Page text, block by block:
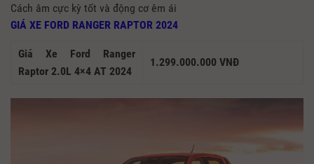
Cách âm cực kỳ tốt và động cơ êm ái
GIÁ XE FORD RANGER RAPTOR 2024
Giá Xe Ford Ranger
Raptor 2.0L 4×4 AT 2024
1.299.000.000 VNĐ